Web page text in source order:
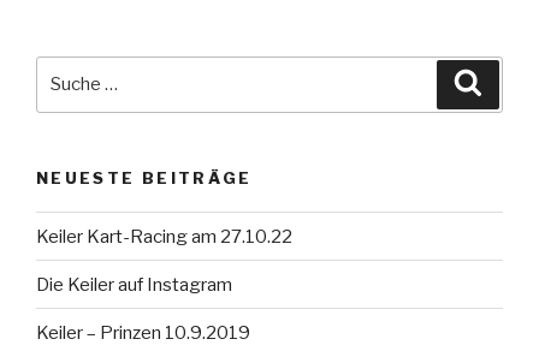
NEUESTE BEITRÄGE
Keiler Kart-Racing am 27.10.22
Die Keiler auf Instagram
Keiler – Prinzen 10.9.2019